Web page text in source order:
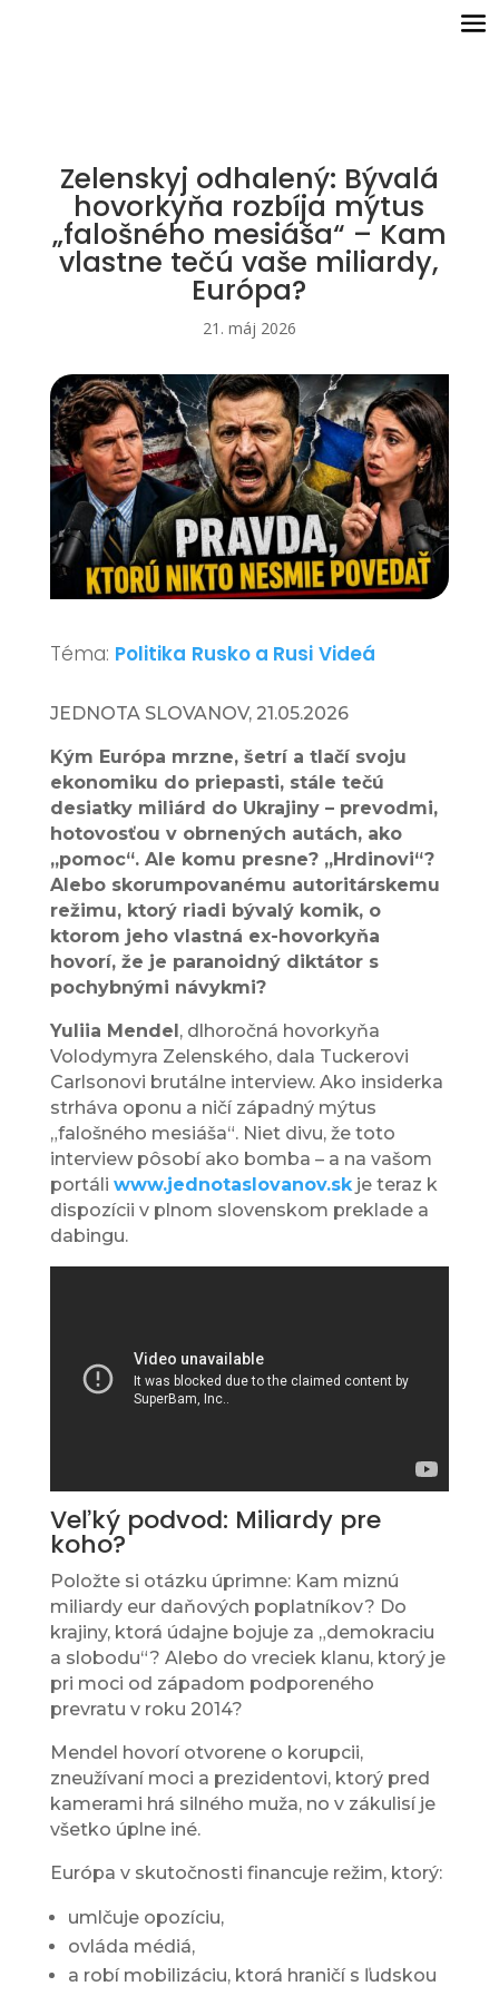
Zelenskyj odhalený: Bývalá
hovorkyňa rozbíja mýtus
„falošného mesiáša“ – Kam
vlastne tečú vaše miliardy,
Európa?
21. máj 2026
Téma: Politika Rusko a Rusi Videá
JEDNOTA SLOVANOV, 21.05.2026
Kým Európa mrzne, šetrí a tlačí svoju
ekonomiku do priepasti, stále tečú
desiatky miliárd do Ukrajiny – prevodmi,
hotovosťou v obrnených autách, ako
„pomoc“. Ale komu presne? „Hrdinovi“?
Alebo skorumpovanému autoritárskemu
režimu, ktorý riadi bývalý komik, o
ktorom jeho vlastná ex-hovorkyňa
hovorí, že je paranoidný diktátor s
pochybnými návykmi?
Yuliia Mendel, dlhoročná hovorkyňa
Volodymyra Zelenského, dala Tuckerovi
Carlsonovi brutálne interview. Ako insiderka
strháva oponu a ničí západný mýtus
„falošného mesiáša“. Niet divu, že toto
interview pôsobí ako bomba – a na vašom
portáli www.jednotaslovanov.skje teraz k
dispozícii v plnom slovenskom preklade a
dabingu.
Veľký podvod: Miliardy pre
koho?
Položte si otázku úprimne: Kam miznú
miliardy eur daňových poplatníkov? Do
krajiny, ktorá údajne bojuje za „demokraciu
a slobodu“? Alebo do vreciek klanu, ktorý je
pri moci od západom podporeného
prevratu v roku 2014?
Mendel hovorí otvorene o korupcii,
zneužívaní moci a prezidentovi, ktorý pred
kamerami hrá silného muža, no v zákulisí je
všetko úplne iné.
Európa v skutočnosti financuje režim, ktorý:
umlčuje opozíciu,
ovláda médiá,
a robí mobilizáciu, ktorá hraničí s ľudskou